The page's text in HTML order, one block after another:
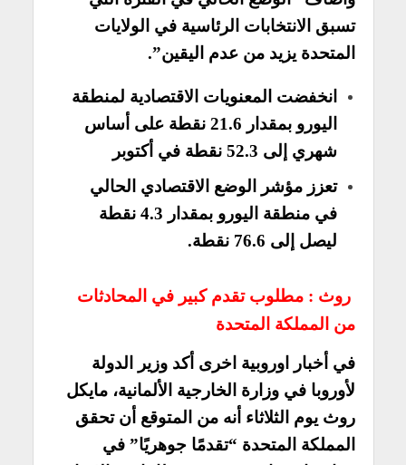
تسبق الانتخابات الرئاسية في الولايات
المتحدة يزيد من عدم اليقين”.
انخفضت المعنويات الاقتصادية لمنطقة
اليورو بمقدار 21.6 نقطة على أساس
شهري إلى 52.3 نقطة في أكتوبر
تعزز مؤشر الوضع الاقتصادي الحالي
في منطقة اليورو بمقدار 4.3 نقطة
ليصل إلى 76.6 نقطة.
روث : مطلوب تقدم كبير في المحادثات
من المملكة المتحدة
في أخبار اوروبية اخرى أكد وزير الدولة
لأوروبا في وزارة الخارجية الألمانية، مايكل
روث يوم الثلاثاء أنه من المتوقع أن تحقق
المملكة المتحدة “تقدمًا جوهريًا” في